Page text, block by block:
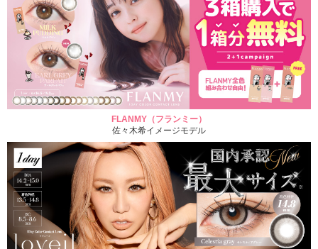
FLANMY（フランミー）
佐々木希イメージモデル